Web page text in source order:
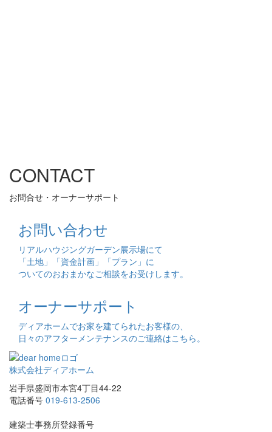
CONTACT
お問合せ・オーナーサポート
お問い合わせ
リアルハウジングガーデン展示場にて
「土地」「資金計画」「プラン」に
ついてのおおまかなご相談をお受けします。
オーナーサポート
ディアホームでお家を建てられたお客様の、
日々のアフターメンテナンスのご連絡はこちら。
株式会社ディアホーム
岩手県盛岡市本宮4丁目44-22
電話番号 019-613-2506
建築士事務所登録番号